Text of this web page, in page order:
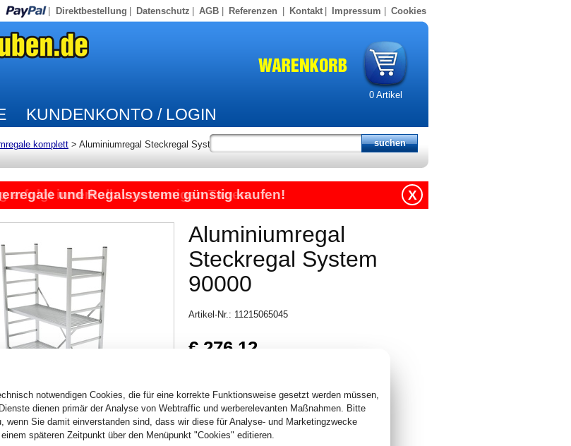
Direktbestellung Datenschutz AGB Referenzen Kontakt Impressum Cookies
0Artikel
KUNDENKONTO / LOGIN
komplett > Aluminiumregal Steckregal System
und Regalsysteme günstig kaufen!
erfolgt innerhalb von wenigen Tagen X
Aluminiumregal
Steckregal System
90000
Artikel-Nr.: 11215065045
€ 276,12
Stck.
notwendigen Cookies, die für eine korrekte Funktionsweise gesetzt werden müssen,
dienen primär der Analyse von Webtraffic und werberelevanten Maßnahmen. Bitte
wenn Sie damit einverstanden sind, dass wir diese für Analyse- und Marketingzwecke
späteren Zeitpunkt über den Menüpunkt "Cookies" editieren.